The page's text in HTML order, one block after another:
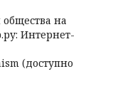
на
Интернет-
(доступно